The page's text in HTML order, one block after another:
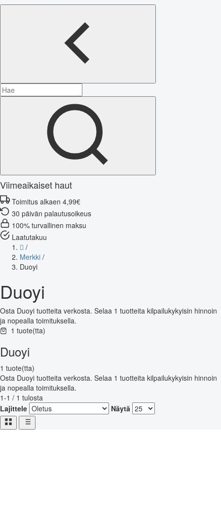
Viimeaikaiset haut
Toimitus alkaen 4,99€
30 päivän palautusoikeus
100% turvallinen maksu
Laatutakuu
/
Merkki /
Duoyi
Duoyi
Osta Duoyi tuotteita verkosta. Selaa 1 tuotteita kilpailukykyisin hinnoin
ja nopealla toimituksella.
1 tuote(tta)
Duoyi
1 tuote(tta)
Osta Duoyi tuotteita verkosta. Selaa 1 tuotteita kilpailukykyisin hinnoin
ja nopealla toimituksella.
1-1 / 1 tulosta
Lajittele
Näytä